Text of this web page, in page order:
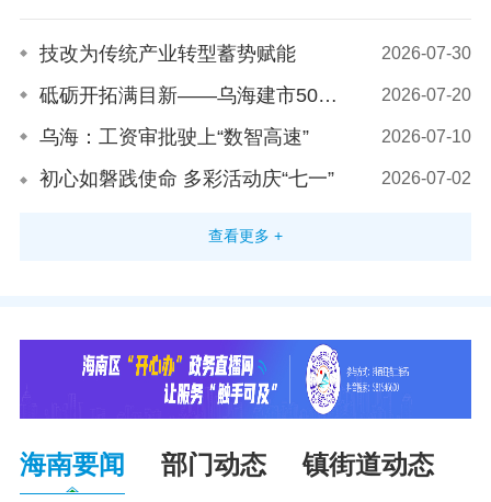
技改为传统产业转型蓄势赋能 2026-07-30
砥砺开拓满目新——乌海建市50周年经济社会发展成就之工业篇 2026-07-20
乌海：工资审批驶上“数智高速” 2026-07-10
初心如磐践使命 多彩活动庆“七一” 2026-07-02
查看更多 +
海南要闻 部门动态 镇街道动态